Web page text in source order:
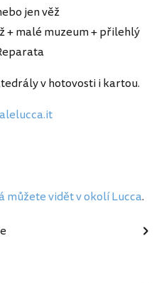
jen věž
+ malé muzeum + přilehlý
v hotovosti i kartou.
můžete vidět v okolí Lucca.